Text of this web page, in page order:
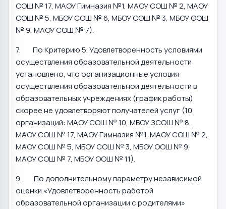
СОШ № 17, МАОУ Гимназия №1, МАОУ СОШ № 2, МАОУ
СОШ № 5, МБОУ СОШ № 6, МБОУ СОШ № 3, МБОУ ООШ
№ 9, МАОУ СОШ № 7).
7. По Критерию 5. Удовлетворенность условиями
осуществления образовательной деятельности
установлено, что организационные условия
осуществления образовательной деятельности в
образовательных учреждениях (график работы)
скорее не удовлетворяют получателей услуг (10
организаций: МАОУ СОШ № 10, МБОУ ЗСОШ № 8,
МАОУ СОШ № 17, МАОУ Гимназия №1, МАОУ СОШ № 2,
МАОУ СОШ № 5, МБОУ СОШ № 3, МБОУ ООШ № 9,
МАОУ СОШ № 7, МБОУ ООШ № 11).
9. По дополнительному параметру независимой
оценки «Удовлетворенность работой
образовательной организации с родителями»